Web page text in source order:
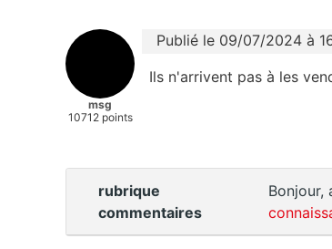
msg
10712 points
Publié le 09/07/2024 à
Ils n'arrivent pas à les
rubrique
commentaires
Bonjour,